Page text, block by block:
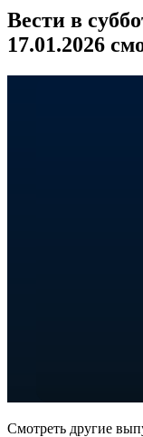
Вести в
17.01.2026
Смотреть другие